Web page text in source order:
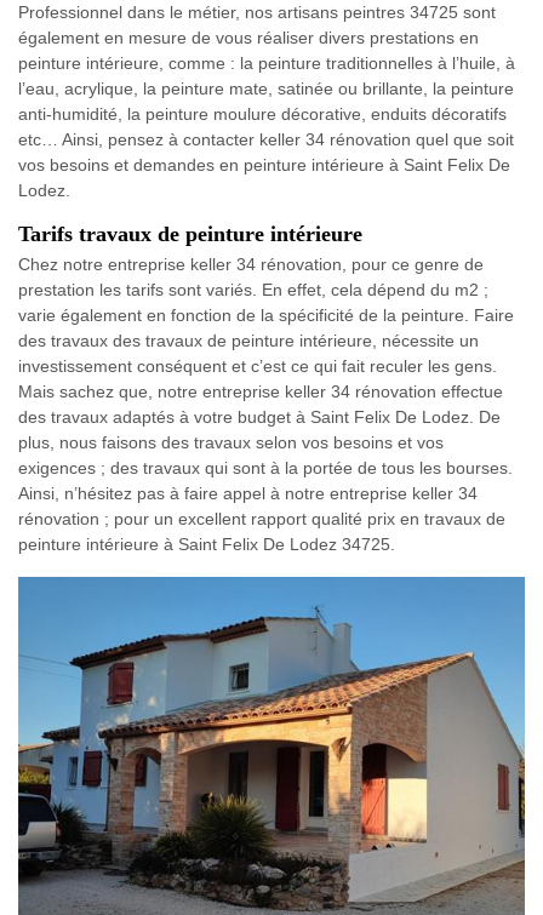
Professionnel dans le métier, nos artisans peintres 34725 sont
également en mesure de vous réaliser divers prestations en
peinture intérieure, comme : la peinture traditionnelles à l’huile, à
l’eau, acrylique, la peinture mate, satinée ou brillante, la peinture
anti-humidité, la peinture moulure décorative, enduits décoratifs
etc… Ainsi, pensez à contacter keller 34 rénovation quel que soit
vos besoins et demandes en peinture intérieure à Saint Felix De
Lodez.
Tarifs travaux de peinture intérieure
Chez notre entreprise keller 34 rénovation, pour ce genre de
prestation les tarifs sont variés. En effet, cela dépend du m2 ;
varie également en fonction de la spécificité de la peinture. Faire
des travaux des travaux de peinture intérieure, nécessite un
investissement conséquent et c’est ce qui fait reculer les gens.
Mais sachez que, notre entreprise keller 34 rénovation effectue
des travaux adaptés à votre budget à Saint Felix De Lodez. De
plus, nous faisons des travaux selon vos besoins et vos
exigences ; des travaux qui sont à la portée de tous les bourses.
Ainsi, n’hésitez pas à faire appel à notre entreprise keller 34
rénovation ; pour un excellent rapport qualité prix en travaux de
peinture intérieure à Saint Felix De Lodez 34725.